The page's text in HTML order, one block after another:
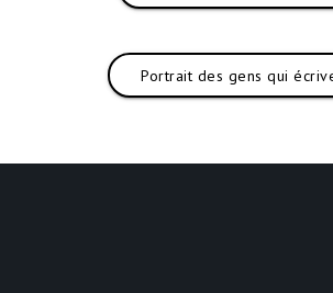
Portrait des gens qui